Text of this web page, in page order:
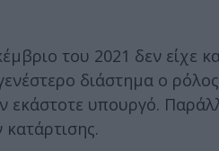
του 2021 δεν είχε
διάστημα ο
εκάστοτε υπουργό.